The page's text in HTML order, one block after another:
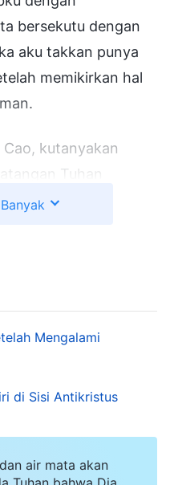
bersekutu dengan
aku takkan punya
memikirkan hal
kutanyakan
Tuhan
dengan sungguh-
itu Tuhan Yesus
Mereka bilang
telah datang
baru dari Tuhan
Mengalami
di Sisi Antikristus
air mata akan